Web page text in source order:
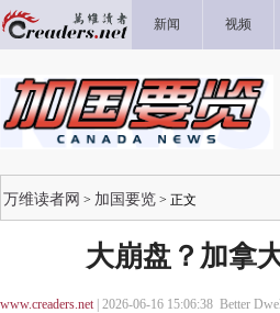
新闻 视频
万维读者网 > 加国要览 > 正文
大崩盘？加拿
www.creaders.net| 2026-06-16 15:06:38 Better